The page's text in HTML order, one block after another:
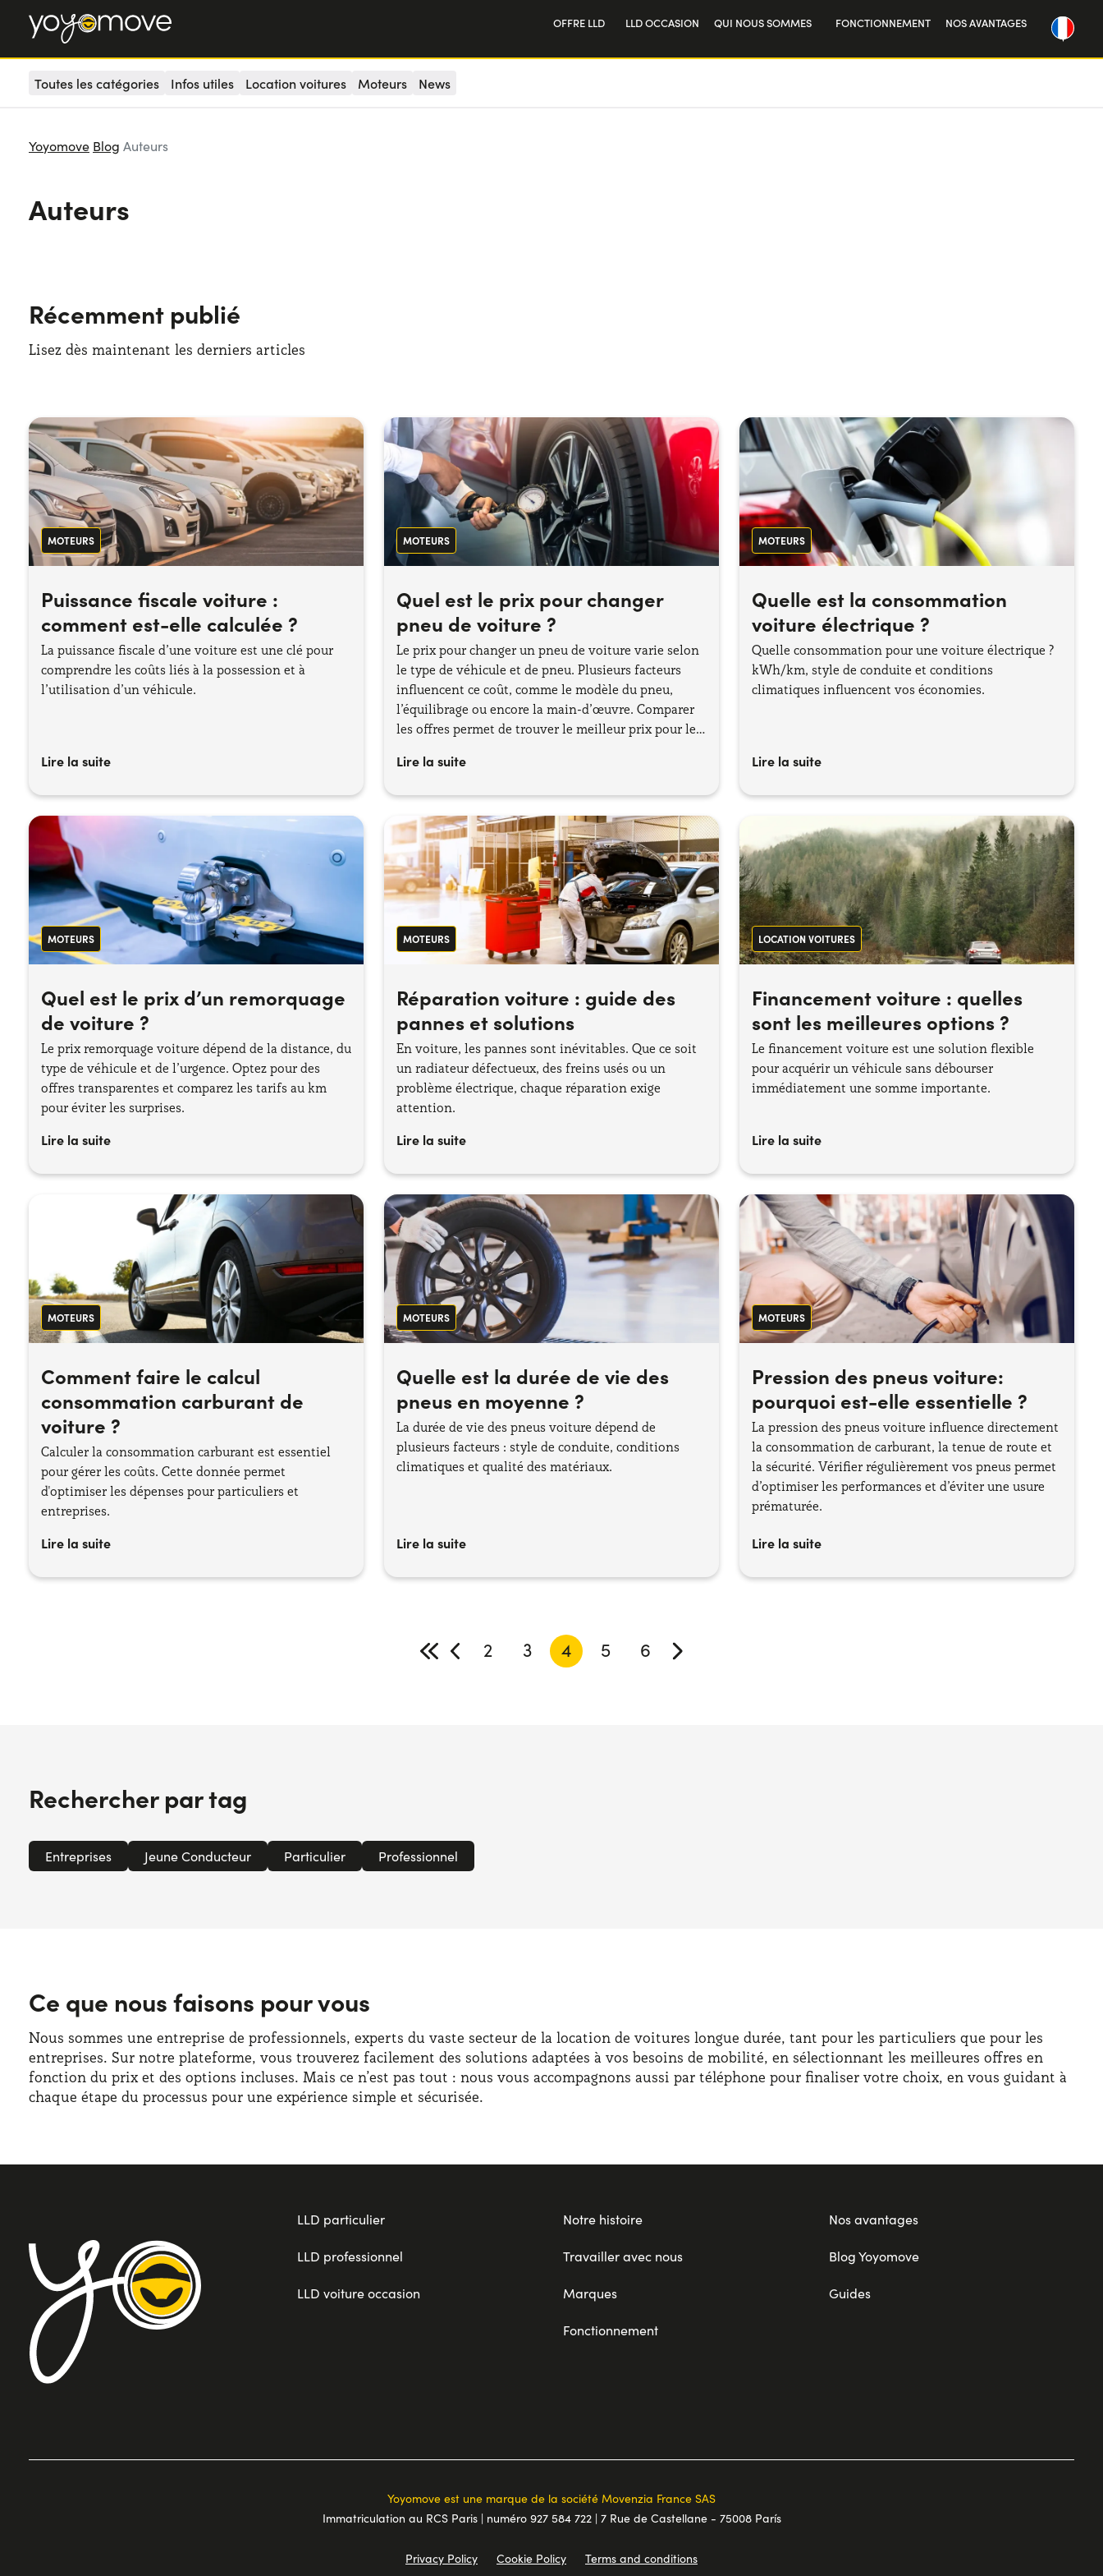
OFFRE LLD LLD OCCASION QUI NOUS SOMMES FONCTIONNEMENT NOS AVANTAGES
Toutes les catégories Infos utiles Location voitures Moteurs News
Yoyomove Blog Auteurs
Auteurs
Récemment publié
Lisez dès maintenant les derniers articles
MOTEURS
Puissance fiscale voiture :
comment est-elle calculée ?
La puissance fiscale d’une voiture est une clé pour
comprendre les coûts liés à la possession et à
l’utilisation d’un véhicule.
Lire la suite
MOTEURS
Quel est le prix pour changer
pneu de voiture ?
Le prix pour changer un pneu de voiture varie selon
le type de véhicule et de pneu. Plusieurs facteurs
influencent ce coût, comme le modèle du pneu,
l’équilibrage ou encore la main-d’œuvre. Comparer
les offres permet de trouver le meilleur prix pour les
Lire la suite
MOTEURS
Quelle est la consommation
voiture électrique ?
Quelle consommation pour une voiture électrique ?
kWh/km, style de conduite et conditions
climatiques influencent vos économies.
Lire la suite
MOTEURS
Quel est le prix d’un remorquage
de voiture ?
Le prix remorquage voiture dépend de la distance, du
type de véhicule et de l’urgence. Optez pour des
offres transparentes et comparez les tarifs au km
pour éviter les surprises.
Lire la suite
MOTEURS
Réparation voiture : guide des
pannes et solutions
En voiture, les pannes sont inévitables. Que ce soit
un radiateur défectueux, des freins usés ou un
problème électrique, chaque réparation exige
attention.
Lire la suite
LOCATION VOITURES
Financement voiture : quelles
sont les meilleures options ?
Le financement voiture est une solution flexible
pour acquérir un véhicule sans débourser
immédiatement une somme importante.
Lire la suite
MOTEURS
Comment faire le calcul
consommation carburant de
voiture ?
Calculer la consommation carburant est essentiel
pour gérer les coûts. Cette donnée permet
d'optimiser les dépenses pour particuliers et
entreprises.
Lire la suite
MOTEURS
Quelle est la durée de vie des
pneus en moyenne ?
La durée de vie des pneus voiture dépend de
plusieurs facteurs : style de conduite, conditions
climatiques et qualité des matériaux.
Lire la suite
MOTEURS
Pression des pneus voiture:
pourquoi est-elle essentielle ?
La pression des pneus voiture influence directement
la consommation de carburant, la tenue de route et
la sécurité. Vérifier régulièrement vos pneus permet
d’optimiser les performances et d’éviter une usure
prématurée.
Lire la suite
2 3 4 5 6
Rechercher par tag
Entreprises Jeune Conducteur Particulier Professionnel
Ce que nous faisons pour vous
Nous sommes une entreprise de professionnels, experts du vaste secteur de la location de voitures longue durée, tant pour les particuliers que pour les
entreprises. Sur notre plateforme, vous trouverez facilement des solutions adaptées à vos besoins de mobilité, en sélectionnant les meilleures offres en
fonction du prix et des options incluses. Mais ce n’est pas tout : nous vous accompagnons aussi par téléphone pour finaliser votre choix, en vous guidant à
chaque étape du processus pour une expérience simple et sécurisée.
LLD particulier
LLD professionnel
LLD voiture occasion
Notre histoire
Travailler avec nous
Marques
Fonctionnement
Nos avantages
Blog Yoyomove
Guides
Yoyomove est une marque de la société Movenzia France SAS
Immatriculation au RCS Paris | numéro 927 584 722 | 7 Rue de Castellane - 75008 París
Privacy Policy Cookie Policy Terms and conditions